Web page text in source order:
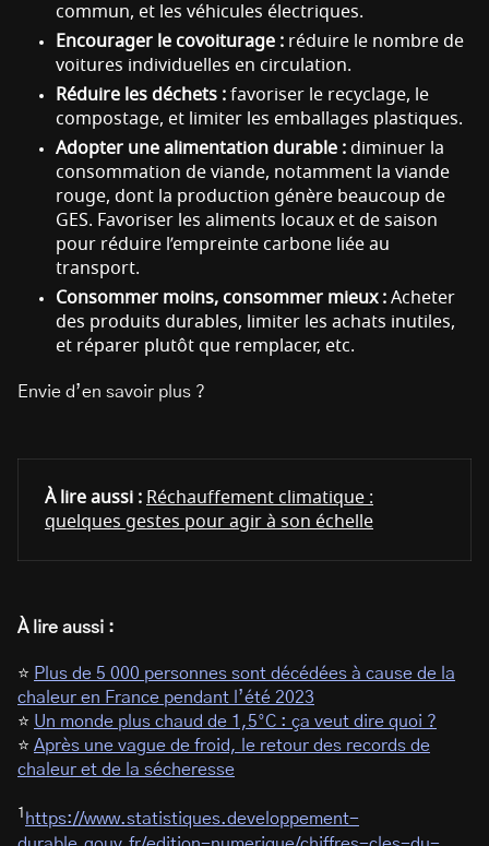
commun, et les véhicules électriques.
Encourager le covoiturage : réduire le nombre de
voitures individuelles en circulation.
Réduire les déchets : favoriser le recyclage, le
compostage, et limiter les emballages plastiques.
Adopter une alimentation durable : diminuer la
consommation de viande, notamment la viande
rouge, dont la production génère beaucoup de
GES. Favoriser les aliments locaux et de saison
pour réduire l’empreinte carbone liée au
transport.
Consommer moins, consommer mieux : Acheter
des produits durables, limiter les achats inutiles,
et réparer plutôt que remplacer, etc.
Envie d’en savoir plus ?
À lire aussi : Réchauffement climatique :
quelques gestes pour agir à son échelle
À lire aussi :
⭐ Plus de 5 000 personnes sont décédées à cause de la
chaleur en France pendant l’été 2023
⭐ Un monde plus chaud de 1,5°C : ça veut dire quoi ?
⭐ Après une vague de froid, le retour des records de
chaleur et de la sécheresse
1 https://www.statistiques.developpement-